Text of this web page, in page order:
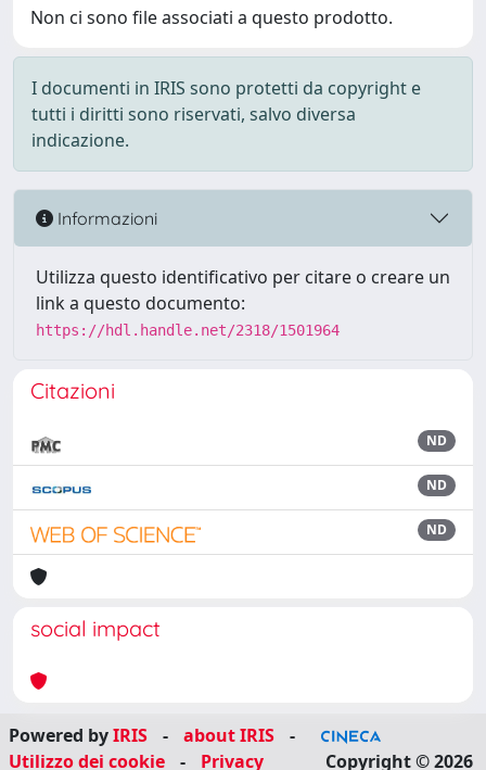
Non ci sono file associati a questo prodotto.
I documenti in IRIS sono protetti da copyright e
tutti i diritti sono riservati, salvo diversa
indicazione.
Informazioni
Utilizza questo identificativo per citare o creare un
link a questo documento:
https://hdl.handle.net/2318/1501964
Citazioni
ND
ND
ND
social impact
Powered byIRIS - about IRIS
-
Utilizzo dei cookie
- Privacy Copyright © 2026